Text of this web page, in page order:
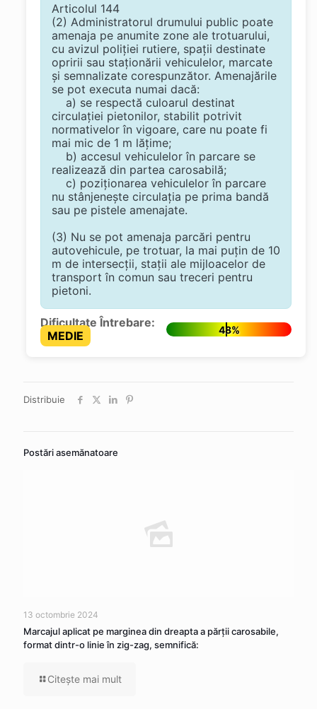
Articolul 144
(2) Administratorul drumului public poate
amenaja pe anumite zone ale trotuarului,
cu avizul poliţiei rutiere, spaţii destinate
opririi sau staţionării vehiculelor, marcate
şi semnalizate corespunzător. Amenajările
se pot executa numai dacă:
a) se respectă culoarul destinat
circulaţiei pietonilor, stabilit potrivit
normativelor în vigoare, care nu poate fi
mai mic de 1 m lăţime;
b) accesul vehiculelor în parcare se
realizează din partea carosabilă;
c) poziţionarea vehiculelor în parcare
nu stânjeneşte circulaţia pe prima bandă
sau pe pistele amenajate.
(3) Nu se pot amenaja parcări pentru
autovehicule, pe trotuar, la mai puţin de 10
m de intersecţii, staţii ale mijloacelor de
transport în comun sau treceri pentru
pietoni.
Dificultate Întrebare:
MEDIE
48%
Distribuie
Postări asemănatoare
13 octombrie 2024
Marcajul aplicat pe marginea din dreapta a părţii carosabile,
format dintr-o linie în zig-zag, semnifică:
Citeşte mai mult